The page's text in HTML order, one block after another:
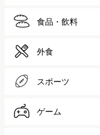
食品・飲料
外食
スポーツ
ゲーム